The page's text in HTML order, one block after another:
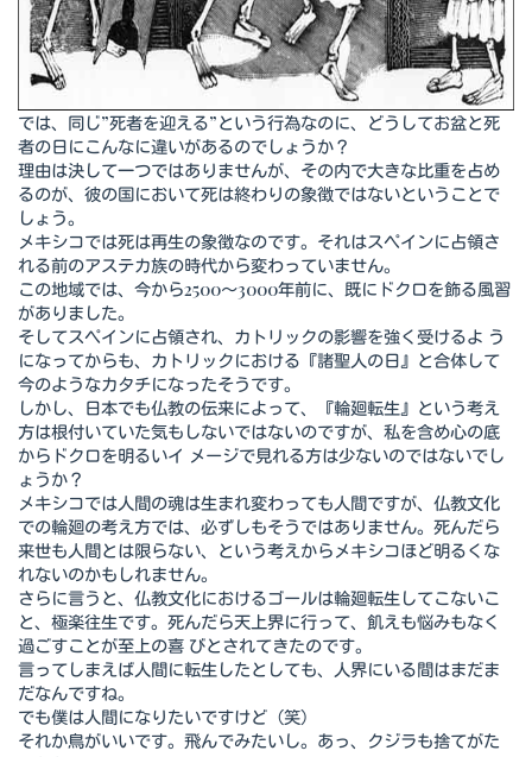
では、同じ”死者を迎える”という行為なのに、どうしてお盆と死
者の日にこんなに違いがあるのでしょうか？
理由は決して一つではありませんが、その内で大きな比重を占め
るのが、彼の国において死は終わりの象徴ではないということで
しょう。
メキシコでは死は再生の象徴なのです。それはスペインに占領さ
れる前のアステカ族の時代から変わっていません。
この地域では、今から2500～3000年前に、既にドクロを飾る風習
がありました。
そしてスペインに占領され、カトリックの影響を強く受けるよ う
になってからも、カトリックにおける『諸聖人の日』と合体して
今のようなカタチになったそうです。
しかし、日本でも仏教の伝来によって、『輪廻転生』という考え
方は根付いていた気もしないではないのですが、私を含め心の底
からドクロを明るいイ メージで見れる方は少ないのではないでし
ょうか？
メキシコでは人間の魂は生まれ変わっても人間ですが、仏教文化
での輪廻の考え方では、必ずしもそうではありません。死んだら
来世も人間とは限らない、という考えからメキシコほど明るくな
れないのかもしれません。
さらに言うと、仏教文化におけるゴールは輪廻転生してこないこ
と、極楽往生です。死んだら天上界に行って、飢えも悩みもなく
過ごすことが至上の喜 びとされてきたのです。
言ってしまえば人間に転生したとしても、人界にいる間はまだま
だなんですね。
でも僕は人間になりたいですけど（笑）
それか鳥がいいです。飛んでみたいし。あっ、クジラも捨てがた